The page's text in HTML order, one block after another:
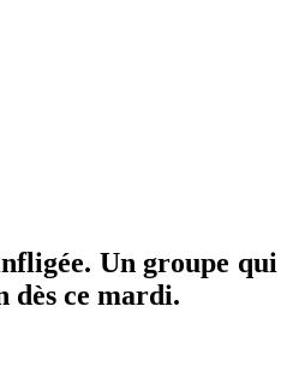
Un groupe qui
dès ce mardi.